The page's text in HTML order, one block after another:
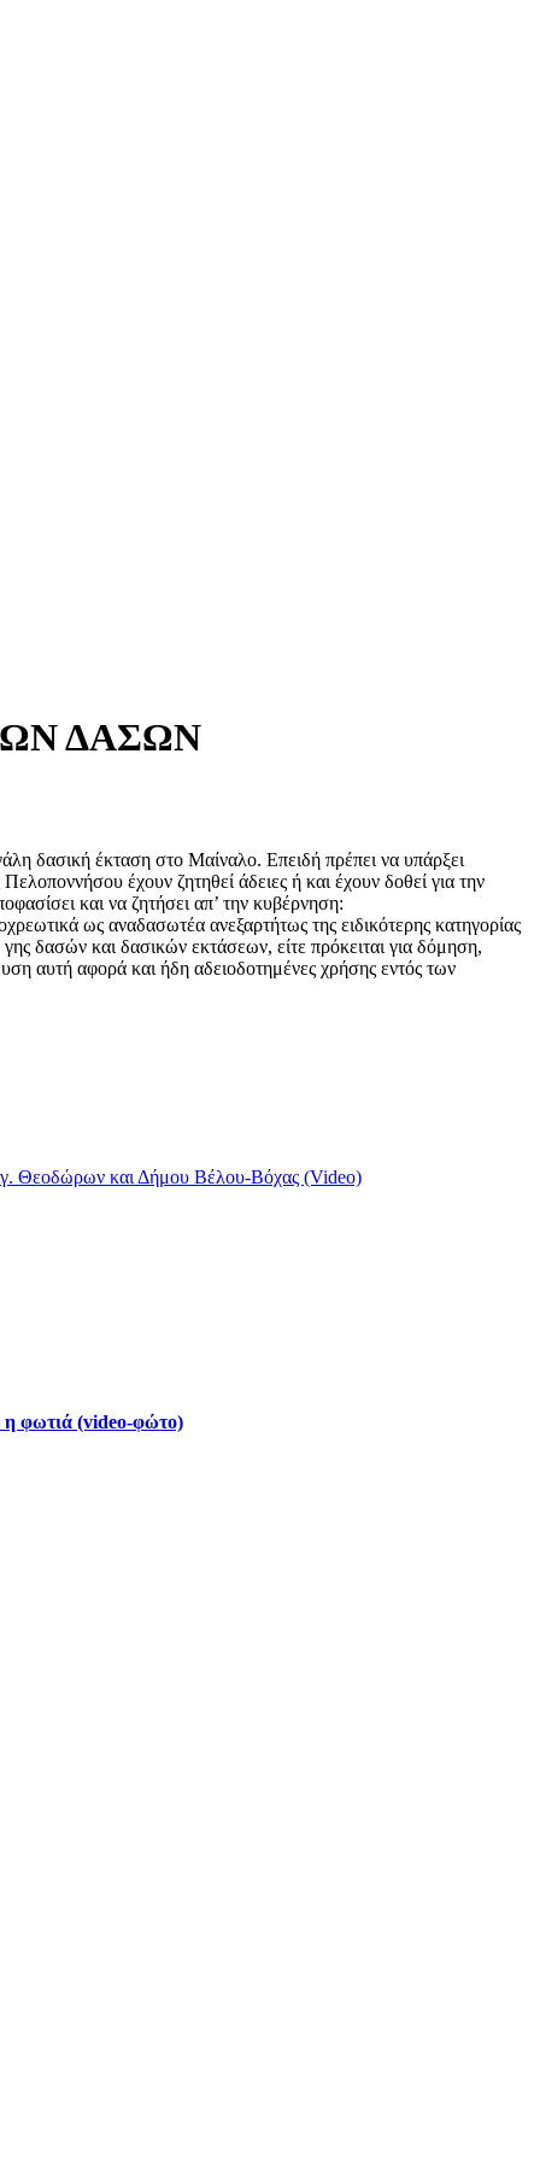
ΔΑΣΩΝ
δασική έκταση στο Μαίναλο. Επειδή πρέπει να υπάρξει
έχουν ζητηθεί άδειες ή και έχουν δοθεί για την
και να ζητήσει απ’ την κυβέρνηση:
ως αναδασωτέα ανεξαρτήτως της ειδικότερης κατηγορίας
δασών και δασικών εκτάσεων, είτε πρόκειται για δόμηση,
αυτή αφορά και ήδη αδειοδοτημένες χρήσης εντός των
Θεοδώρων και Δήμου Βέλου-Βόχας (Video)
η φωτιά (video-φώτο)